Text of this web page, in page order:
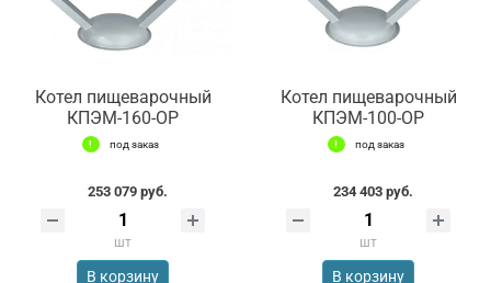
Котел пищеварочный
КПЭМ-160-ОР
под заказ
253 079 руб.
шт
В корзину
Котел пищеварочный
КПЭМ-100-ОР
под заказ
234 403 руб.
шт
В корзину